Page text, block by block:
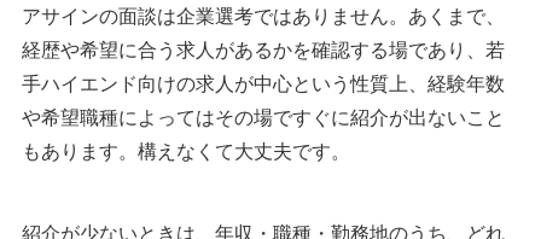
アサインの面談は企業選考ではありません。あくまで、
経歴や希望に合う求人があるかを確認する場であり、若
手ハイエンド向けの求人が中心という性質上、経験年数
や希望職種によってはその場ですぐに紹介が出ないこと
もあります。構えなくて大丈夫です。
紹介が少ないときは、年収・職種・勤務地のうち、どれ